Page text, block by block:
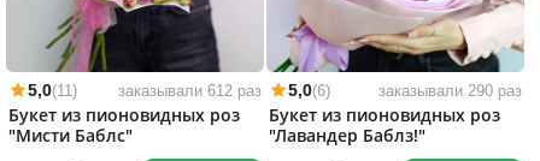
5,0(11) заказывали 612 раз
Букет из пионовидных роз
"Мисти Баблс"
5,0(6) заказывали 290 раз
Букет из пионовидных роз
"Лавандер Баблз!"